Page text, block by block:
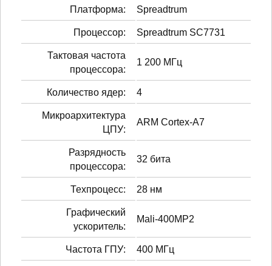
Платформа: Spreadtrum
Процессор: Spreadtrum SC7731
Тактовая частота
процессора:
1 200 МГц
Количество ядер: 4
Микроархитектура
ЦПУ:
ARM Cortex-A7
Разрядность
процессора:
32 бита
Техпроцесс: 28 нм
Графический
ускоритель:
Mali-400MP2
Частота ГПУ: 400 МГц